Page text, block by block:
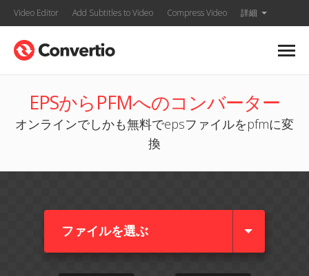
Video Editor Add Subtitles to Video Compress Video 詳細
EPSからPFMへのコンバーター
オンラインでしかも無料でepsファイルをpfmに変
換
ファイルを選ぶ